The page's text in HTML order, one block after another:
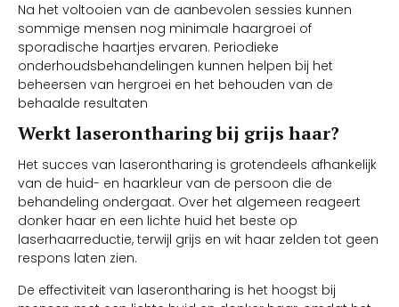
Na het voltooien van de aanbevolen sessies kunnen
sommige mensen nog minimale haargroei of
sporadische haartjes ervaren. Periodieke
onderhoudsbehandelingen kunnen helpen bij het
beheersen van hergroei en het behouden van de
behaalde resultaten
Werkt laserontharing bij grijs haar?
Het succes van laserontharing is grotendeels afhankelijk
van de huid- en haarkleur van de persoon die de
behandeling ondergaat. Over het algemeen reageert
donker haar en een lichte huid het beste op
laserhaarreductie, terwijl grijs en wit haar zelden tot geen
respons laten zien.
De effectiviteit van laserontharing is het hoogst bij